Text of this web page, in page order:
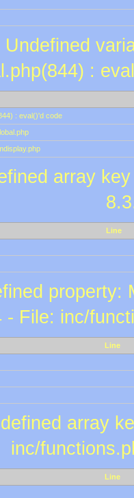
Undefined
:
: eval()'d code
array
Line
property:
- File: inc/
Line
array
inc/
Line